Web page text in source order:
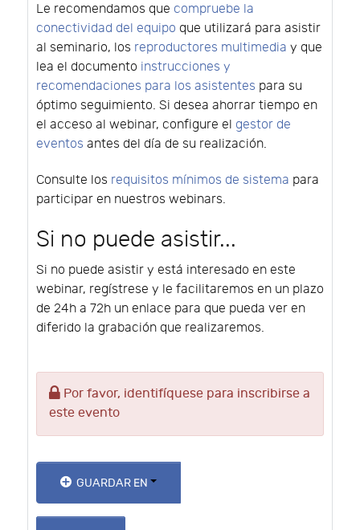
Le recomendamos que compruebe la
conectividad del equipo que utilizará para asistir
al seminario, los reproductores multimedia y que
lea el documento instrucciones y
recomendaciones para los asistentes para su
óptimo seguimiento. Si desea ahorrar tiempo en
el acceso al webinar, configure el gestor de
eventos antes del día de su realización.
Consulte los requisitos mínimos de sistema para
participar en nuestros webinars.
Si no puede asistir...
Si no puede asistir y está interesado en este
webinar, regístrese y le facilitaremos en un plazo
de 24h a 72h un enlace para que pueda ver en
diferido la grabación que realizaremos.
Por favor, identifíquese para inscribirse a
este evento
GUARDAR EN